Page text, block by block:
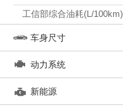
工信部综合油耗(L/100km)
车身尺寸
动力系统
新能源